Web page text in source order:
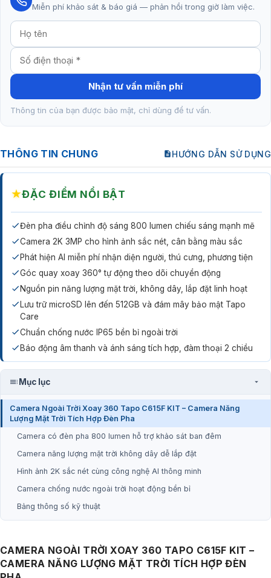
Miễn phí khảo sát & báo giá — phản hồi trong giờ làm việc.
Nhận tư vấn miễn phí
Thông tin của bạn được bảo mật, chỉ dùng để tư vấn.
THÔNG TIN CHUNG HƯỚNG DẪN SỬ DỤNG
★ĐẶC ĐIỂM NỔI BẬT
Đèn pha điều chỉnh độ sáng 800 lumen chiếu sáng mạnh mẽ
Camera 2K 3MP cho hình ảnh sắc nét, cân bằng màu sắc
Phát hiện AI miễn phí nhận diện người, thú cưng, phương tiện
Góc quay xoay 360° tự động theo dõi chuyển động
Nguồn pin năng lượng mặt trời, không dây, lắp đặt linh hoạt
Lưu trữ microSD lên đến 512GB và đám mây bảo mật Tapo
Care
Chuẩn chống nước IP65 bền bỉ ngoài trời
Báo động âm thanh và ánh sáng tích hợp, đàm thoại 2 chiều
Mục lục
Camera Ngoài Trời Xoay 360 Tapo C615F KIT – Camera Năng
Lượng Mặt Trời Tích Hợp Đèn Pha
Camera có đèn pha 800 lumen hỗ trợ khảo sát ban đêm
Camera năng lượng mặt trời không dây dễ lắp đặt
Hình ảnh 2K sắc nét cùng công nghệ AI thông minh
Camera chống nước ngoài trời hoạt động bền bỉ
Bảng thông số kỹ thuật
CAMERA NGOÀI TRỜI XOAY 360 TAPO C615F KIT –
CAMERA NĂNG LƯỢNG MẶT TRỜI TÍCH HỢP ĐÈN